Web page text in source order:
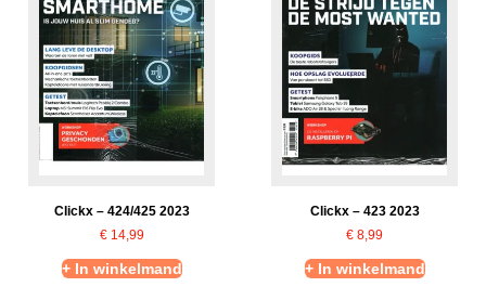
Clickx – 424/425 2023
€14,99
+ In winkelmand
Clickx – 423 2023
€ 8,99
+ In winkelmand